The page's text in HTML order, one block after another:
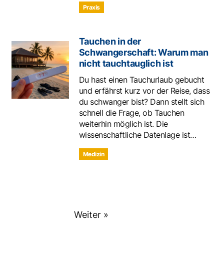
Praxis
Tauchen in der
Schwangerschaft: Warum man
nicht tauchtauglich ist
Du hast einen Tauchurlaub gebucht
und erfährst kurz vor der Reise, dass
du schwanger bist? Dann stellt sich
schnell die Frage, ob Tauchen
weiterhin möglich ist. Die
wissenschaftliche Datenlage ist…
Medizin
Weiter »